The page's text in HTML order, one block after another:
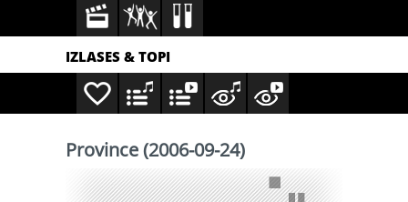
IZLASES & TOPI
Province (2006-09-24)